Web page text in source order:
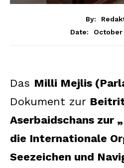
By:
Date:
October
Das Milli Mejlis
Dokument zur
Aserbaidschans zur
die Internationale
Seezeichen und